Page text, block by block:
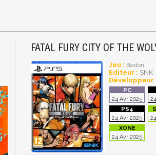
FATAL FURY CITY OF THE
Jeu : Baston
Editeur : SNK
Développeur
24 Avr 2025
24 Avr 2025
24 Avr 2025